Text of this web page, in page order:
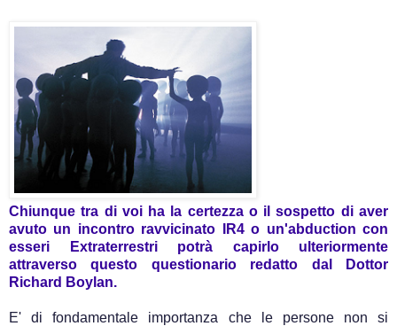
Chiunque tra di voi ha la certezza o il sospetto di aver
avuto un incontro ravvicinato IR4 o un'abduction con
esseri Extraterrestri potrà capirlo ulteriormente
attraverso questo questionario redatto dal Dottor
Richard Boylan.
E' di fondamentale importanza che le persone non si